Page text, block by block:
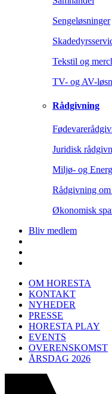
Sengeløsninger
Tekstil og
TV- og AV-
Rådgivning
Juridisk
Miljø- og
Rådgivning om
Økonomisk
Bliv medlem
OM HORESTA
KONTAKT
NYHEDER
PRESSE
HORESTA PLAY
EVENTS
OVERENSKOMST
ÅRSDAG 2026